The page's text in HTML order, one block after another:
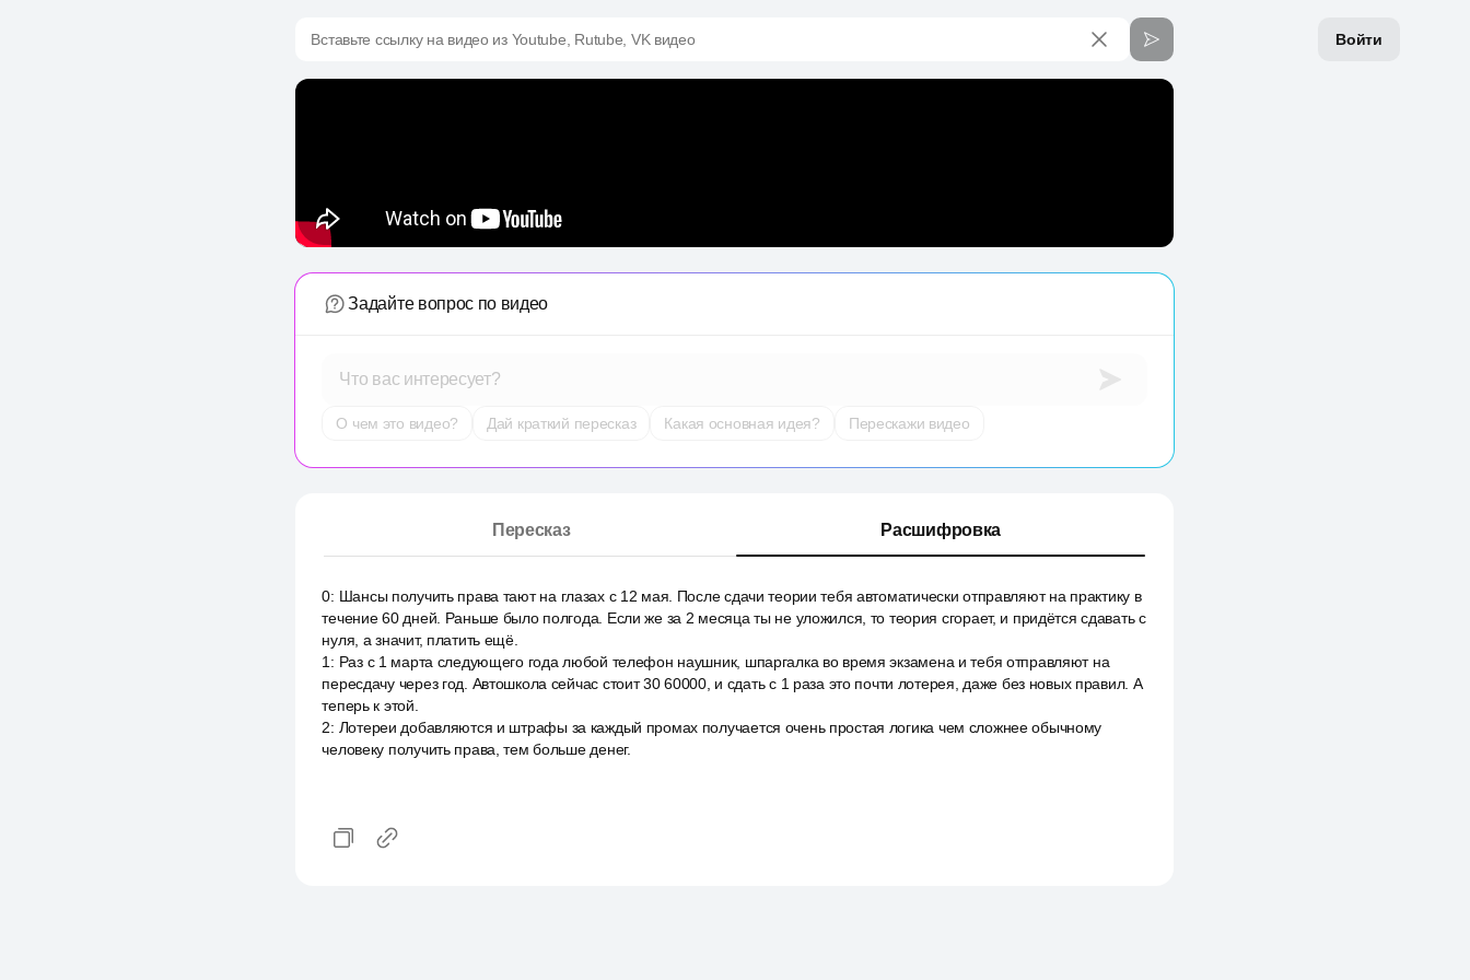
Войти
Вставьте ссылку на видео из Youtube, Rutube, VK видео
Задайте вопрос по видео
Что вас интересует?
О чем это видео? Дай краткий пересказ Какая основная идея? Перескажи видео
Пересказ Расшифровка
0: Шансы получить права тают на глазах с 12 мая. После сдачи теории тебя автоматически отправляют на практику в
течение 60 дней. Раньше было полгода. Если же за 2 месяца ты не уложился, то теория сгорает, и придётся сдавать с
нуля, а значит, платить ещё.
1 : Раз с 1 марта следующего года любой телефон наушник, шпаргалка во время экзамена и тебя отправляют на
пересдачу через год. Автошкола сейчас стоит 30 60000, и сдать с 1 раза это почти лотерея, даже без новых правил. А
теперь к этой.
2: Лотереи добавляются и штрафы за каждый промах получается очень простая логика чем сложнее обычному
человеку получить права, тем больше денег.